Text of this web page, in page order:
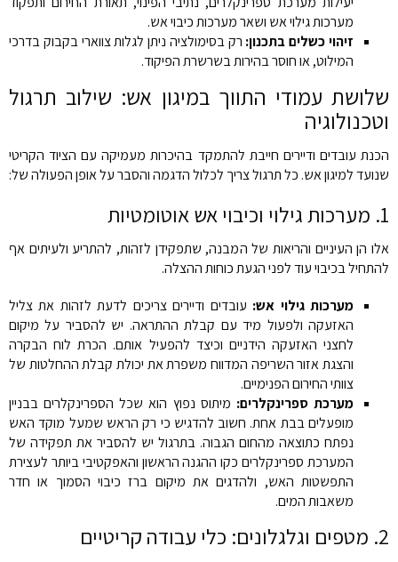
מערכות גילוי אש ושאר מערכות כיבוי אש.
זיהוי כשלים בתכנון: רק בסימולציה ניתן לגלות צווארי בקבוק בדרכי
המילוט, או חוסר בהירות בשרשרת הפיקוד.
שלושת עמודי התווך במיגון אש: שילוב תרגול
וטכנולוגיה
הכנת עובדים ודיירים חייבת להתמקד בהיכרות מעמיקה עם הציוד הקריטי
שנועד למיגון אש. כל תרגול צריך לכלול הדגמה והסבר על אופן הפעולה של:
1. מערכות גילוי וכיבוי אש אוטומטיות
אלו הן העיניים והריאות של המבנה, שתפקידן לזהות, להתריע ולעיתים אף
להתחיל בכיבוי עוד לפני הגעת כוחות ההצלה.
מערכות גילוי אש: עובדים ודיירים צריכים לדעת לזהות את צליל
האזעקה ולפעול מיד עם קבלת ההתראה. יש להסביר על מיקום
לחצני האזעקה הידניים וכיצד להפעיל אותם. הכרת לוח הבקרה
והצגת אזור השריפה המדווח משפרת את יכולת קבלת ההחלטות של
צוותי החירום הפנימיים.
מערכת ספרינקלרים: מיתוס נפוץ הוא שכל הספרינקלרים בבניין
מופעלים בבת אחת. חשוב להדגיש כי רק הראש שמעל מוקד האש
נפתח כתוצאה מהחום הגבוה. בתרגול יש להסביר את תפקידה של
המערכת ספרינקלרים כקו ההגנה הראשון והאפקטיבי ביותר לעצירת
התפשטות האש, ולהדגים את מיקום ברז כיבוי הסמוך או חדר
משאבות המים.
2. מטפים וגלגלונים: כלי עבודה קריטיים